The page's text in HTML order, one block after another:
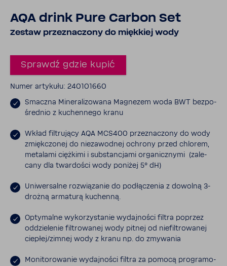
AQA drink Pure Carbon Set
Zestaw prze­zna­czony do mięk­kiej wody
Sprawdź gdzie kupić
Numer arty­kułu: 240101660
Smaczna Mine­ra­li­zo­wana Magnezem woda BWT bezpo­
średnio z kuchen­nego kranu
Wkład filtru­jący AQA MCS400 prze­zna­czony do wody
zmięk­czonej do nieza­wodnej ochrony przed chlorem,
meta­lami cięż­kimi i substan­cjami orga­nicz­nymi (zale­
cany dla twar­dości wody poniżej 5° dH)
Uniwer­salne rozwią­zanie do podłą­czenia z dowolną 3-​
drożną arma­turą kuchenną.
Opty­malne wyko­rzy­stanie wydaj­ności filtra poprzez
oddzie­lenie filtro­wanej wody pitnej od niefil­tro­wanej
ciepłej/zimnej wody z kranu np. do zmywania
Moni­to­ro­wanie wydaj­ności filtra za pomocą progra­mo­